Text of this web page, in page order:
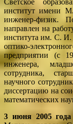
Светское
институт имени
инженер-физик.
направлен на
института им. С.
оптико-
предприятии (с
инженера,
сотрудника,
научного
диссертацию на
математических
3 июня 2005 года